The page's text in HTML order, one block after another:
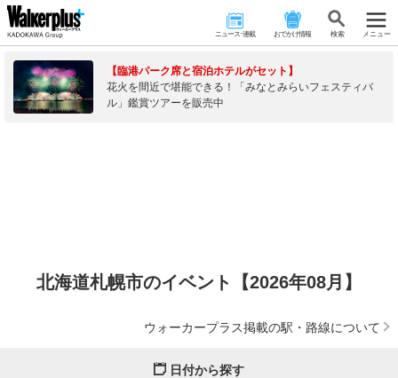
ニュース･連載 おでかけ情報 検 索 メニュー
【臨港パーク席と宿泊ホテルがセット】
花火を間近で堪能できる！「みなとみらいフェスティバ
ル」鑑賞ツアーを販売中
北海道札幌市のイベント【2026年08月】
ウォーカープラス掲載の駅・路線について
日付から探す